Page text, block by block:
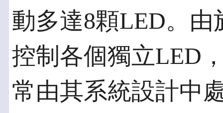
動多達8顆LED。
控制各個獨立LED
常由其系統設計中